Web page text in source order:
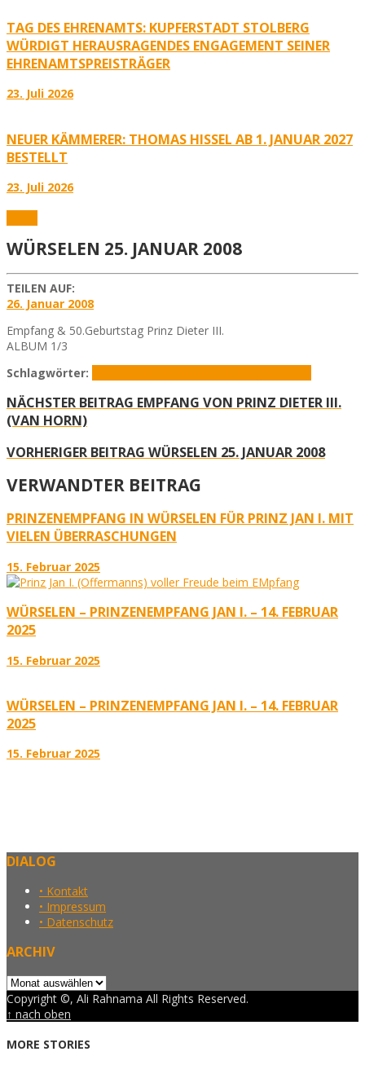
TAG DES EHRENAMTS: KUPFERSTADT STOLBERG
WÜRDIGT HERAUSRAGENDES ENGAGEMENT SEINER
EHRENAMTSPREISTRÄGER
23. Juli 2026
NEUER KÄMMERER: THOMAS HISSEL AB 1. JANUAR 2027
BESTELLT
23. Juli 2026
WÜRSELEN 25. JANUAR 2008
TEILEN AUF:
26. Januar 2008
Empfang & 50.Geburtstag Prinz Dieter III.
ALBUM 1/3
Schlagwörter:
NÄCHSTER BEITRAG EMPFANG VON PRINZ DIETER III.
(VAN HORN)
VORHERIGER BEITRAG WÜRSELEN 25. JANUAR 2008
VERWANDTER BEITRAG
PRINZENEMPFANG IN WÜRSELEN FÜR PRINZ JAN I. MIT
VIELEN ÜBERRASCHUNGEN
15. Februar 2025
WÜRSELEN – PRINZENEMPFANG JAN I. – 14. FEBRUAR
2025
15. Februar 2025
WÜRSELEN – PRINZENEMPFANG JAN I. – 14. FEBRUAR
2025
15. Februar 2025
DIALOG
• Kontakt
• Impressum
• Datenschutz
ARCHIV
Archiv
Copyright ©, Ali Rahnama All Rights Reserved.
↑ nach oben
MORE STORIES